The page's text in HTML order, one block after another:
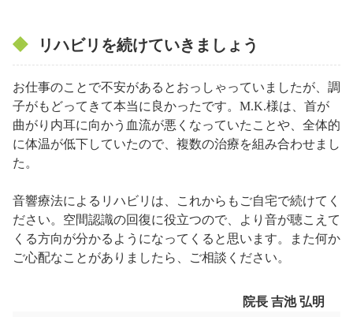
リハビリを続けていきましょう
お仕事のことで不安があるとおっしゃっていましたが、調
子がもどってきて本当に良かったです。M.K.様は、首が
曲がり内耳に向かう血流が悪くなっていたことや、全体的
に体温が低下していたので、複数の治療を組み合わせまし
た。
音響療法によるリハビリは、これからもご自宅で続けてく
ださい。空間認識の回復に役立つので、より音が聴こえて
くる方向が分かるようになってくると思います。また何か
ご心配なことがありましたら、ご相談ください。
院長 吉池 弘明